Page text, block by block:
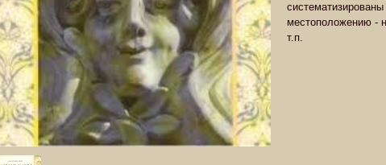
местоположению -
т.п.